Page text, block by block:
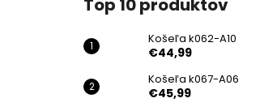
Top 10 produktov
Košeľa k062-A10
€44,99
Košeľa k067-A06
€45,99